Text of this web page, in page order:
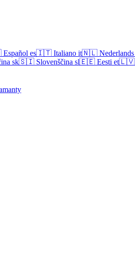
Español es🇮🇹 Italiano it🇳🇱 Nederlands
sk🇸🇮 Slovenščina sl🇪🇪 Eesti et🇱🇻